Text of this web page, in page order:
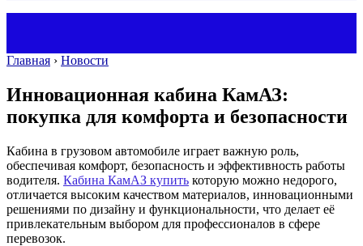
Главная › Новости
Инновационная кабина КамАЗ:
покупка для комфорта и безопасности
Кабина в грузовом автомобиле играет важную роль,
обеспечивая комфорт, безопасность и эффективность работы
водителя. Кабина КамАЗ купить которую можно недорого,
отличается высоким качеством материалов, инновационными
решениями по дизайну и функциональности, что делает её
привлекательным выбором для профессионалов в сфере
перевозок.